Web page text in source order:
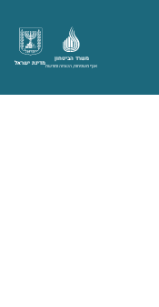
מדינת ישראל
משרד הביטחון
אגף משפחות, הנצחה ומורשת